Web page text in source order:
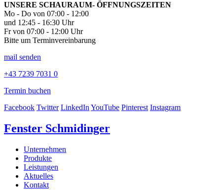
UNSERE SCHAURAUM- ÖFFNUNGSZEITEN
Mo - Do von 07:00 - 12:00
und 12:45 - 16:30 Uhr
Fr von 07:00 - 12:00 Uhr
Bitte um Terminvereinbarung
mail senden
+43 7239 7031 0
Termin buchen
Facebook Twitter LinkedInYouTube Pinterest Instagram
Fenster Schmidinger
Unternehmen
Produkte
Leistungen
Aktuelles
Kontakt